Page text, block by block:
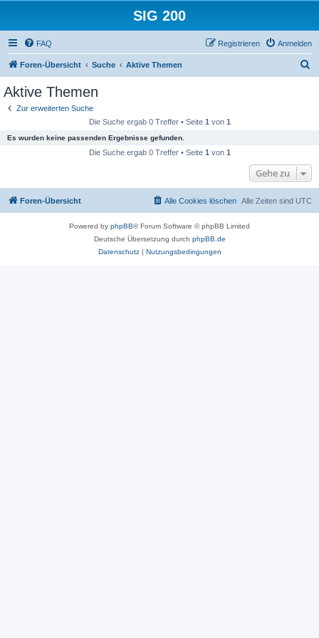
SIG 200
FAQ Anmelden
Registrieren
Foren-Übersicht Suche Aktive Themen
Aktive Themen
Zur erweiterten Suche
Die Suche ergab 0 Treffer • Seite 1 von 1
Es wurden keine passenden Ergebnisse gefunden.
Die Suche ergab 0 Treffer • Seite 1 von 1
Gehe zu
Foren-Übersicht Alle Zeiten sind UTC
Alle Cookies löschen
Powered by phpBB® Forum Software © phpBB Limited
Deutsche Übersetzung durch phpBB.de
Datenschutz| Nutzungsbedingungen